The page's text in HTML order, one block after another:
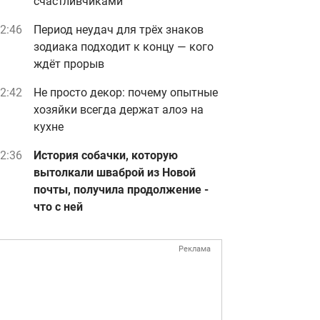
Период неудач для трёх знаков
зодиака подходит к концу — кого
ждёт прорыв
Не просто декор: почему опытные
хозяйки всегда держат алоэ на
кухне
История собачки, которую
вытолкали шваброй из Новой
почты, получила продолжение -
что с ней
Реклама